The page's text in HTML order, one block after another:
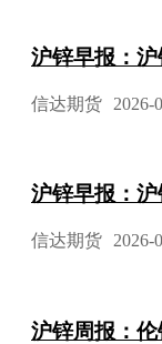
沪锌早报：
信达期货 2026-
沪锌早报：
信达期货 2026-
沪锌周报：